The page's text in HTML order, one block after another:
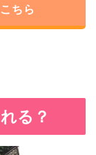
ちら
る？